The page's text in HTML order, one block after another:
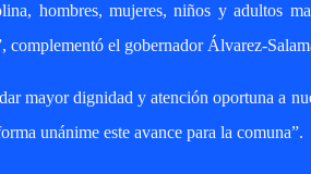
hombres, mujeres, niños y adultos
complementó el gobernador Álvarez-
mayor dignidad y atención oportuna a
unánime este avance para la comuna”.